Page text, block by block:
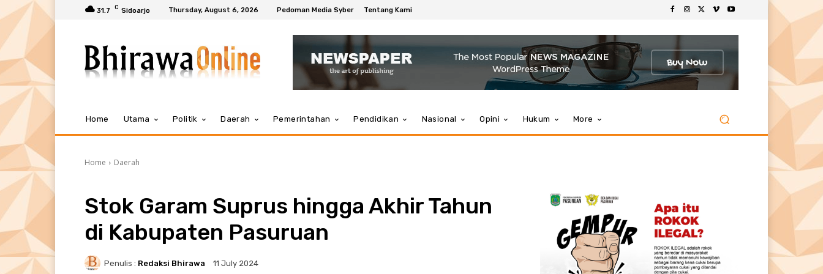
31.7 C Sidoarjo Thursday, August 6, 2026 Pedoman Media Syber Tentang Kami
Home Utama Politik Daerah Pemerintahan Pendidikan Nasional Opini Hukum More
Home Daerah
Stok Garam Suprus hingga Akhir Tahun
di Kabupaten Pasuruan
Penulis : Redaksi Bhirawa 11 July 2024